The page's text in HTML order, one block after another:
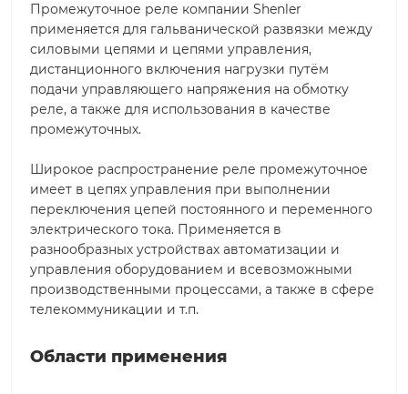
Промежуточное реле компании Shenler
применяется для гальванической развязки между
силовыми цепями и цепями управления,
дистанционного включения нагрузки путём
подачи управляющего напряжения на обмотку
реле, а также для использования в качестве
промежуточных.
Широкое распространение реле промежуточное
имеет в цепях управления при выполнении
переключения цепей постоянного и переменного
электрического тока. Применяется в
разнообразных устройствах автоматизации и
управления оборудованием и всевозможными
производственными процессами, а также в сфере
телекоммуникации и т.п.
Области применения